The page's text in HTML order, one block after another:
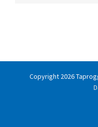
Copyright 2026